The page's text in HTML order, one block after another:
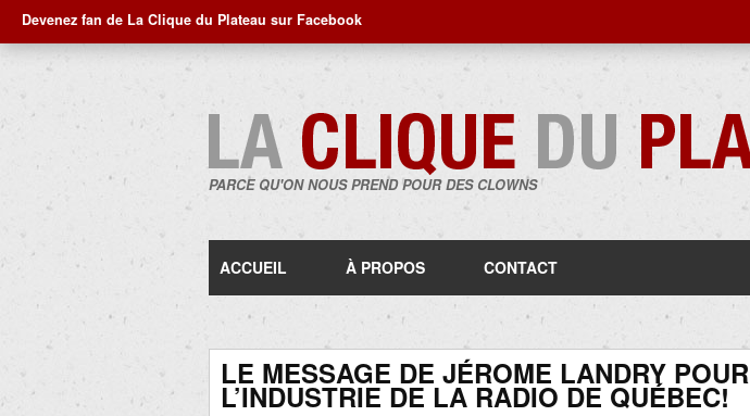
Devenez fan de La Clique du Plateau sur Facebook
PARCE QU'ON NOUS PREND POUR DES CLOWNS
au
ACCUEIL À PROPOS CONTACT
LE MESSAGE DE JÉROME LANDRY POUR
L’INDUSTRIE DE LA RADIO DE QUÉBEC!